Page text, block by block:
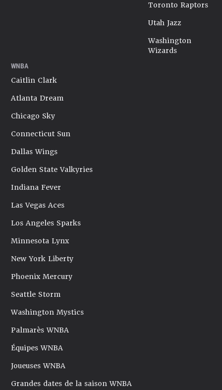
Toronto Raptors
Utah Jazz
Washington
Wizards
WNBA
Caitlin Clark
Atlanta Dream
Chicago Sky
Connecticut Sun
Dallas Wings
Golden State Valkyries
Indiana Fever
Las Vegas Aces
Los Angeles Sparks
Minnesota Lynx
New York Liberty
Phoenix Mercury
Seattle Storm
Washington Mystics
Palmarès WNBA
Équipes WNBA
Joueuses WNBA
Grandes dates de la saison WNBA